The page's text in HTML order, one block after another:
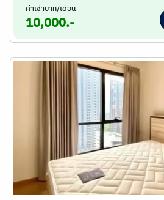
ค่าเช่าบาท/เดือน
10,000.-